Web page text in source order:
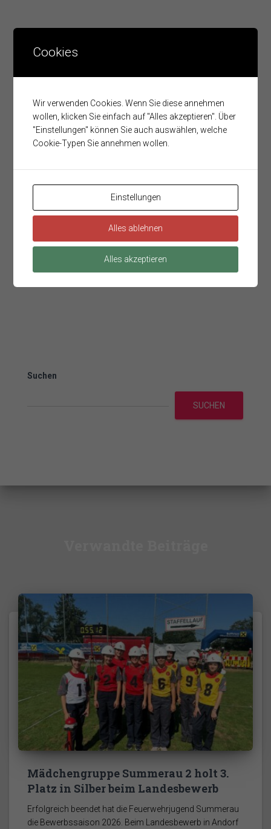
Donnerstag
6.
August
19:00 – 21:00
Kaderübung
GKDT Weiterbildung
7.
August
Donnerstag 19:00 – 21:00
TLFA-B
Absturzsicherung – Menschenrettung
Suchen
SUCHEN
Mädchengruppe Summerau 2 holt 3.
Platz in Silber beim Landesbewerb
Erfolgreich beendet hat die Feuerwehrjugend Summerau
die Bewerbssaison 2026. Beim Landesbewerb in Andorf
Cookies
Wir verwenden Cookies. Wenn Sie diese annehmen
wollen, klicken Sie einfach auf "Alles akzeptieren". Über
"Einstellungen" können Sie auch auswählen, welche
Cookie-Typen Sie annehmen wollen.
Einstellungen
Alles ablehnen
Alles akzeptieren